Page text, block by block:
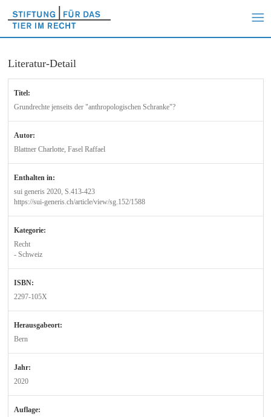
Literatur-Detail
Titel:
Grundrechte jenseits der "anthropologischen Schranke"?
Autor:
Blattner Charlotte, Fasel Raffael
Enthalten in:
sui generis 2020, S.413-423
https://sui-generis.ch/article/view/sg.152/1588
Kategorie:
Recht
- Schweiz
ISBN:
2297-105X
Herausgabeort:
Bern
Jahr:
2020
Auflage: